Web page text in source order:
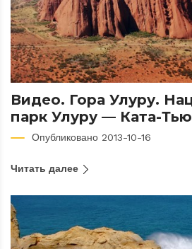
Видео. Гора Улуру.
парк Улуру — Ката-
Опубликовано 2013-10-16
Читать далее